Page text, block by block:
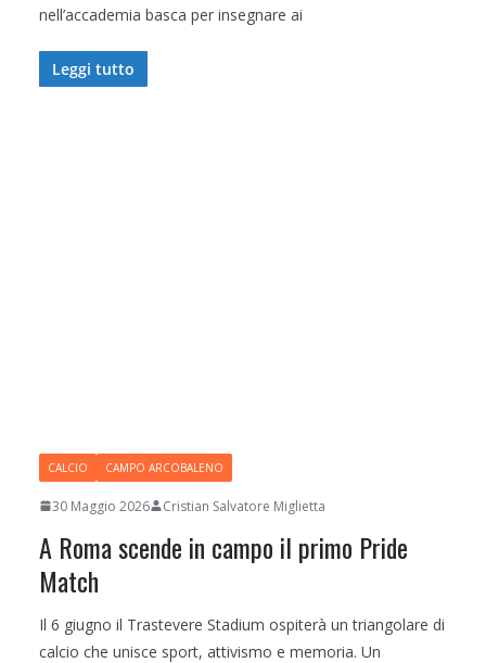
nell’accademia basca per insegnare ai
Leggi tutto
CALCIO CAMPO ARCOBALENO
30 Maggio 2026 Cristian Salvatore Miglietta
A Roma scende in campo il primo Pride
Match
Il 6 giugno il Trastevere Stadium ospiterà un triangolare di
calcio che unisce sport, attivismo e memoria. Un